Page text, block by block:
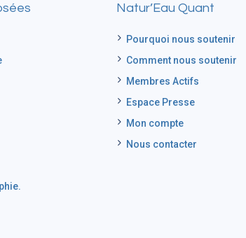
Natur’Eau Quant
Pourquoi nous soutenir
Comment nous soutenir
Membres Actifs
Espace Presse
Mon compte
Nous contacter